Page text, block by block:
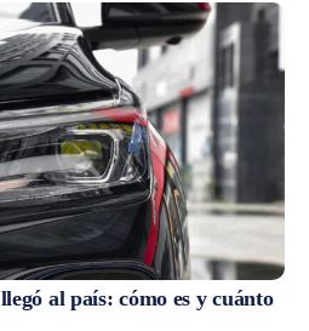
al país: cómo es y cuánto